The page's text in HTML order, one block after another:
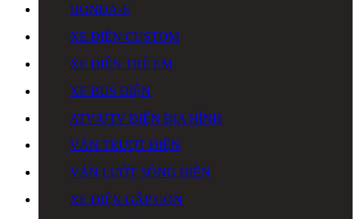
HONDA-E
XE ĐIỆN CUSTOM
XE ĐIỆN TRẺ EM
XE BUS ĐIỆN
ATV/UTV ĐIỆN ĐỊA HÌNH
VÁN TRƯỢT ĐIỆN
VÁN LƯỚT SÓNG ĐIỆN
XE ĐIỆN GẤP GỌN